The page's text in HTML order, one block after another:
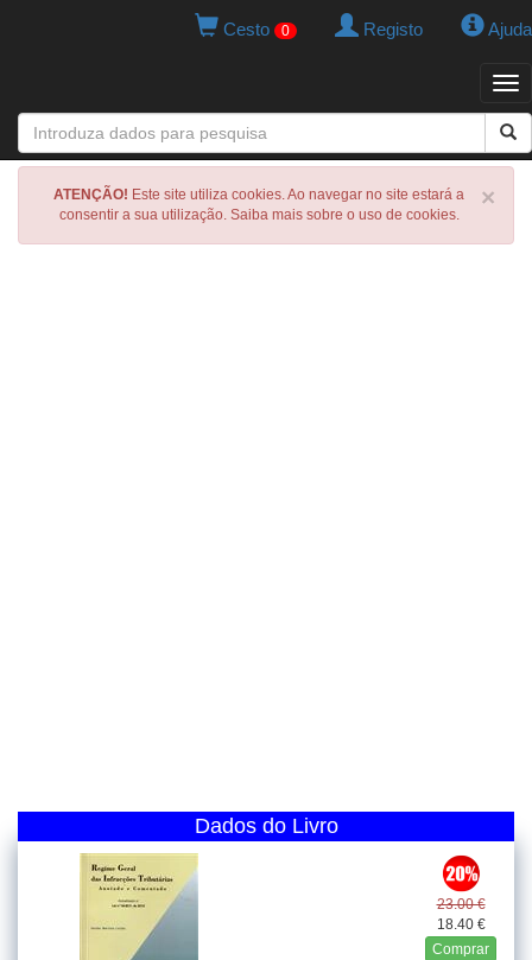
Cesto 0 Registo Ajuda
×
ATENÇÃO! Este site utiliza cookies. Ao navegar no site estará a
consentir a sua utilização. Saiba mais sobre o uso de cookies.
Dados do Livro
23.00 €
18.40 €
Comprar